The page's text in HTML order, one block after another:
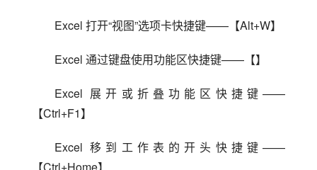
Excel 打开“视图”选项卡快捷键——【Alt+W】
Excel 通过键盘使用功能区快捷键——【】
Excel 展开或折叠功能区快捷键——
【Ctrl+F1】
Excel 移到工作表的开头快捷键——
【Ctrl+Home】